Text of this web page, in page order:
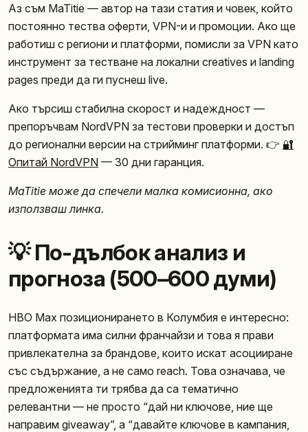
Аз съм MaTitie — автор на тази статия и човек, който
постоянно тества оферти, VPN-и и промоции. Ако ще
работиш с региони и платформи, помисли за VPN като
инструмент за тестване на локални creatives и landing
pages преди да ги пуснеш live.
Ако търсиш стабилна скорост и надеждност —
препоръчвам NordVPN за тестови проверки и достъп
до регионални версии на стрийминг платформи. 👉 🔐
Опитай NordVPN — 30 дни гаранция.
MaTitie може да спечели малка комисионна, ако
използваш линка.
💡 По-дълбок анализ и
прогноза (500–600 думи)
HBO Max позиционирането в Колумбия е интересно:
платформата има силни франчайзи и това я прави
привлекателна за брандове, които искат асоцииране
със съдържание, а не само reach. Това означава, че
предложенията ти трябва да са тематично
релевантни — не просто “дай ни ключове, ние ще
направим giveaway”, а “давайте ключове в кампания,